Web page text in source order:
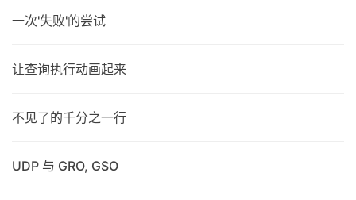
一次'失败'的尝试
让查询执行动画起来
不见了的千分之一行
UDP 与 GRO, GSO